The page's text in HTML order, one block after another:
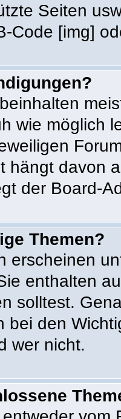
Seiten
Code [img]
wie möglich
hängt davon
der Board-
Themen?
erscheinen
enthalten
solltest.
bei den
wer nicht.